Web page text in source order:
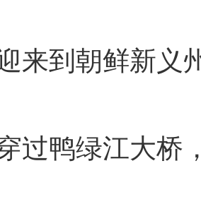
到朝鲜新义
鸭绿江大桥